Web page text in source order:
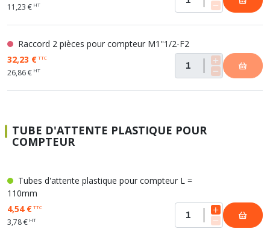
11,23 € HT
Raccord 2 pièces pour compteur M1''1/2-F2
32,23 €TTC
26,86 € HT
TUBE D'ATTENTE PLASTIQUE POUR
COMPTEUR
Tubes d'attente plastique pour compteur L =
110mm
4,54 €TTC
3,78 € HT